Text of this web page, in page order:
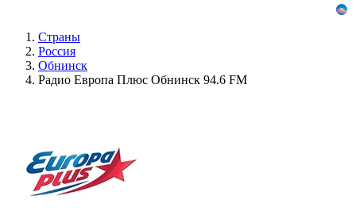
Страны
Россия
Обнинск
Радио Европа Плюс Обнинск 94.6 FM